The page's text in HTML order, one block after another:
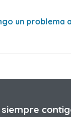
un problema